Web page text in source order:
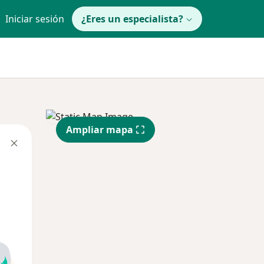
Iniciar sesión ¿Eres un especialista?
Ampliar mapa